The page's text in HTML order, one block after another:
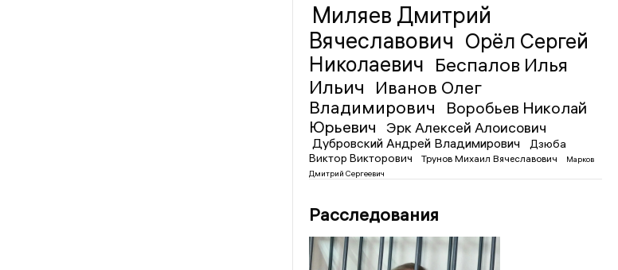
Миляев Дмитрий
Вячеславович Орёл Сергей
Николаевич Беспалов Илья
Ильич
Иванов Олег
Владимирович
Воробьев Николай
Юрьевич
Эрк Алексей Алоисович
Дубровский Андрей Владимирович
Дзюба
Виктор Викторович
Трунов Михаил Вячеславович
Марков
Дмитрий Сергеевич
Расследования